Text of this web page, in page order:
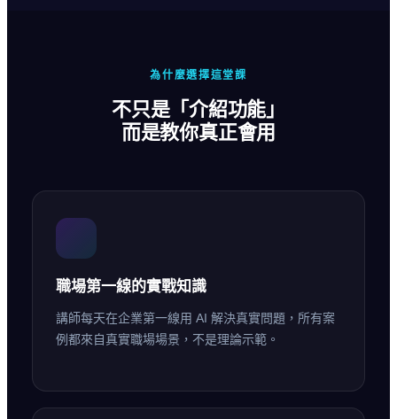
為什麼選擇這堂課
不只是「介紹功能」
而是教你真正會用
職場第一線的實戰知識
講師每天在企業第一線用 AI 解決真實問題，所有案
例都來自真實職場場景，不是理論示範。